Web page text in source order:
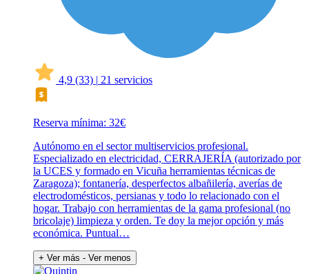
4,9 (33) | 21 servicios
Reserva mínima: 32€
Autónomo en el sector multiservicios profesional.
Especializado en electricidad, CERRAJERÍA (autorizado por
la UCES y formado en Vicuña herramientas técnicas de
Zaragoza); fontanería, desperfectos albañilería, averías de
electrodomésticos, persianas y todo lo relacionado con el
hogar. Trabajo con herramientas de la gama profesional (no
bricolaje) limpieza y orden. Te doy la mejor opción y más
económica. Puntual…
+ Ver más - Ver menos